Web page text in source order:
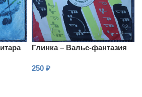
Глинка – Вальс-фантазия
250 ₽